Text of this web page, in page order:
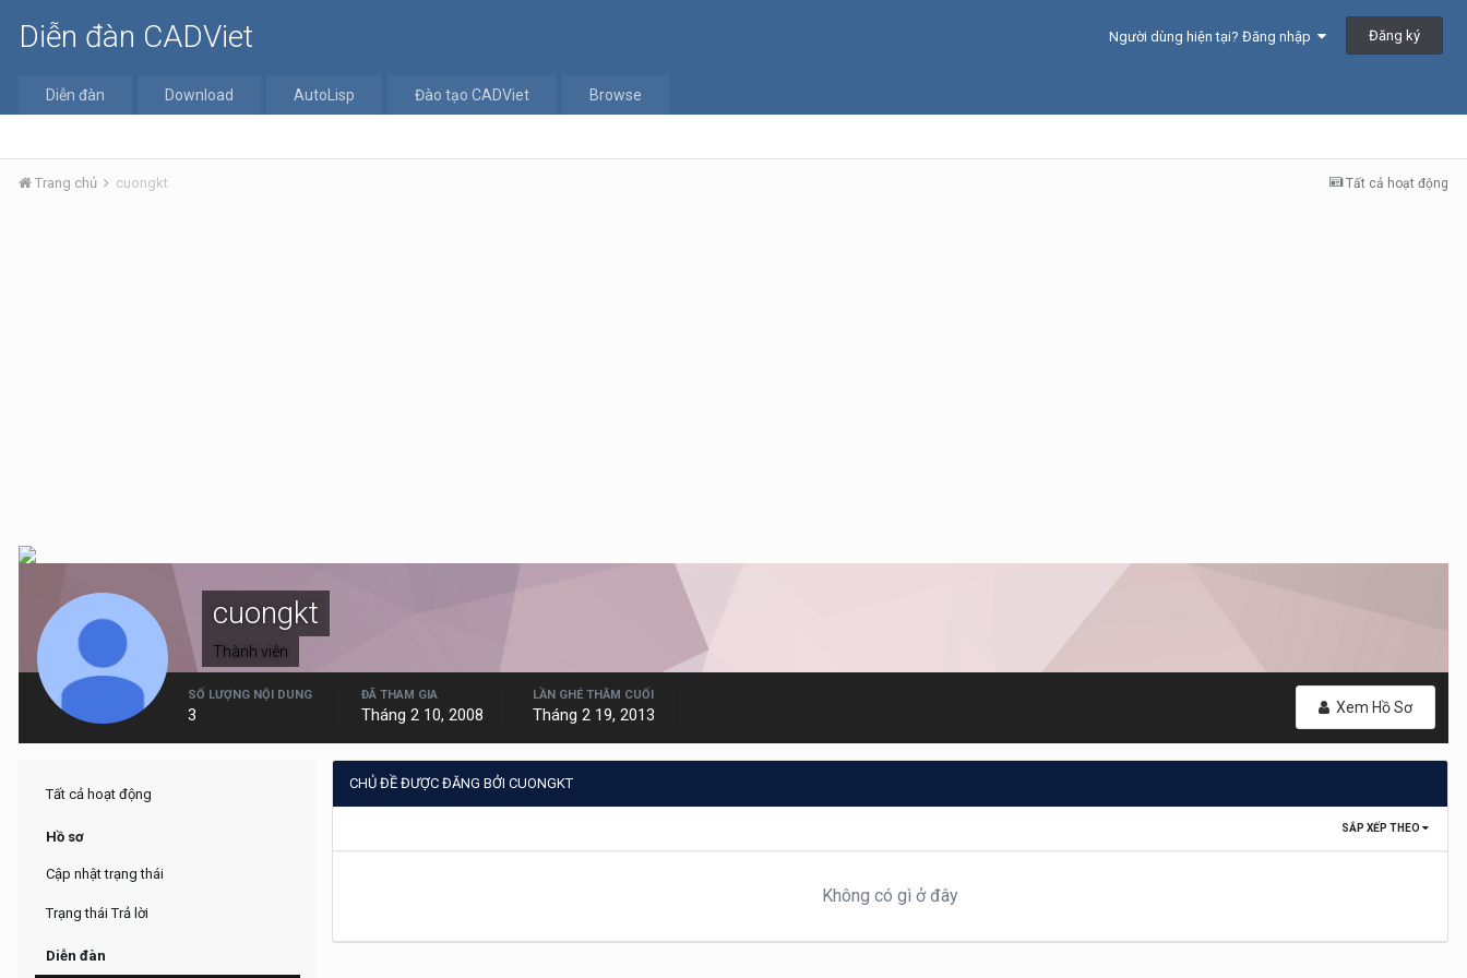
Diễn đàn CADViet Người dùng hiện tại? Đăng nhập Đăng ký
Diễn đàn Download AutoLisp Đào tạo CADViet Browse
Tất cả hoạt động
Trang chủ cuongkt
cuongkt
Thành viên
Xem Hồ Sơ
SỐ LƯỢNG NỘI DUNG
3
ĐÃ THAM GIA
Tháng 2 10, 2008
LẦN GHÉ THĂM CUỐI
Tháng 2 19, 2013
Tất cả hoạt động
Hồ sơ
Cập nhật trạng thái
Trạng thái Trả lời
Diễn đàn
CHỦ ĐỀ ĐƯỢC ĐĂNG BỞI CUONGKT
SẮP XẾP THEO
Không có gì ở đây